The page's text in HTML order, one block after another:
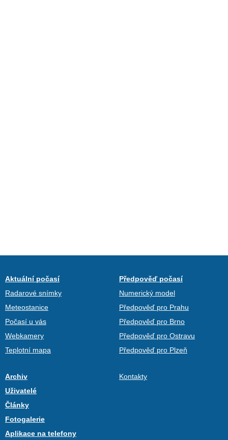
Aktuální počasí
Radarové snímky
Meteostanice
Počasí u vás
Webkamery
Teplotní mapa
Předpověď počasí
Numerický model
Předpověď pro Prahu
Předpověď pro Brno
Předpověď pro Ostravu
Předpověď pro Plzeň
Archiv
Uživatelé
Články
Fotogalerie
Aplikace na telefony
Kontakty